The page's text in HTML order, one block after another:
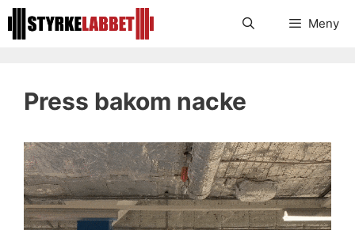
Hoppa
till
Meny
Press bakom nacke